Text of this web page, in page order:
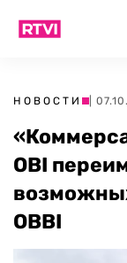
НОВОСТИ |
OBI
OBBI